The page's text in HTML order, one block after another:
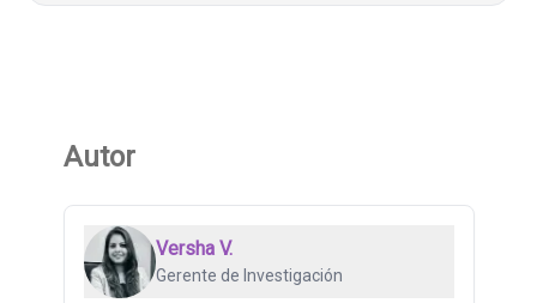
Autor
Versha V.
Gerente de Investigación